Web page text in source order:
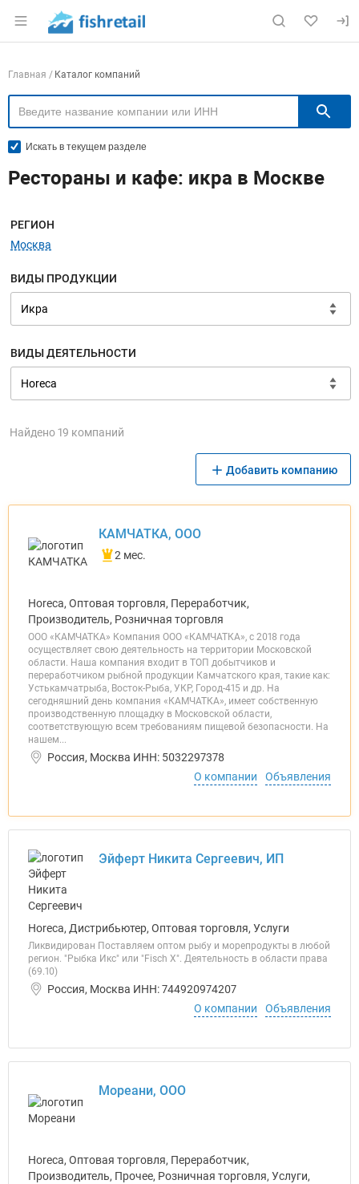
Раздел навигации по сайту fishretail.ru
Навигация по компаниям
Главная Каталог компаний
Искать в текущем разделе
Рестораны и кафе: икра в Москве
Меню навигации
РЕГИОН
Москва
ВИДЫ ПРОДУКЦИИ
ВИДЫ ДЕЯТЕЛЬНОСТИ
Найдено 19 компаний
Добавить компанию
КАМЧАТКА, ООО
2 мес.
Horeca, Оптовая торговля, Переработчик,
Производитель, Розничная торговля
ООО «КАМЧАТКА» Компания ООО «КАМЧАТКА», с 2018 года
осуществляет свою деятельность на территории Московской
области. Наша компания входит в ТОП добытчиков и
переработчиком рыбной продукции Камчатского края, такие как:
Устькамчатрыба, Восток-Рыба, УКР, Город-415 и др. На
сегодняшний день компания «КАМЧАТКА», имеет собственную
производственную площадку в Московской области,
соответствующую всем требованиям пищевой безопасности. На
нашем...
Россия, Москва ИНН: 5032297378
О компании
Объявления
Эйферт Никита Сергеевич, ИП
Horeca, Дистрибьютер, Оптовая торговля, Услуги
Ликвидирован Поставляем оптом рыбу и морепродукты в любой
регион. "Рыбка Икс" или "Fisch X". Деятельность в области права
(69.10)
Россия, Москва ИНН: 744920974207
О компании
Объявления
Мореани, ООО
Horeca, Оптовая торговля, Переработчик,
Производитель, Прочее, Розничная торговля, Услуги,